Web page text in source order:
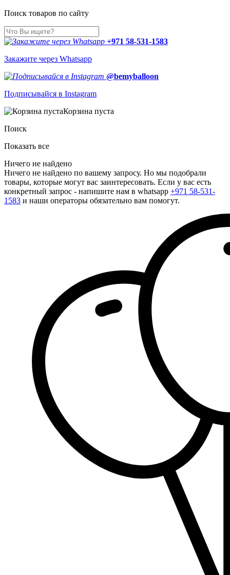
Поиск товаров по сайту
+971 58-531-1583
Закажите через Whatsapp
@bemyballoon
Подписывайся в Instagram
Корзина пуста
Поиск
Показать все
Ничего не найдено
Ничего не найдено по вашему запросу. Но мы подобрали
товары, которые могут вас заинтересовать. Если у вас есть
конкретный запрос - напишите нам в whatsapp +971 58-531-
1583 и наши операторы обязательно вам помогут.